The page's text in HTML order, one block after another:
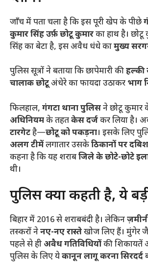
​जाँच में पता चला है कि इस पूरी खेप के पीछे
कुमार सिंह उर्फ़ छोटू कुमारका हाथ है।
सिंह का बेटा है, इस अवैध धंधे कामुख्य
​पुलिस सूत्रों ने बताया कि छापेमारी की
चालाक छोटूअंधेरे का फायदा उठाकर भाग
​फिलहाल, गंगटा थाना पुलिसने छोटू कुमार
अधिनियमके तहतकेस दर्जकर लिया है।
टारगेटहै—छोटू को पकड़ना। इसके लिए
अलग टीमेंलगातार उसकेठिकानों पर दबिश
कहना है कि यह शराबजिले के छोटे-छोटे
थी।
​पुलिस क्यों कहती है, ये
​बिहार में 2016 से शराबबंदी है। लेकिन
तस्करों नेनए-नए रास्तेखोज लिए हैं। मुंगेर
पहले से हीअवैध गतिविधियोंकी शिकायतें
पुलिस के लिए येकानून लागू करना सिरदर्द